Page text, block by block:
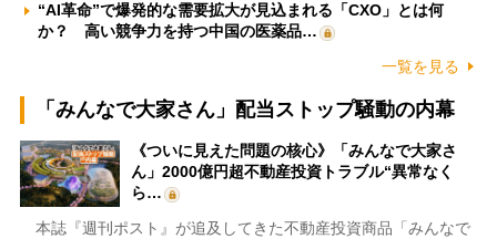
“AI革命”で爆発的な需要拡大が見込まれる「CXO」とは何
か？ 高い競争力を持つ中国の医薬品…
一覧を見る
「みんなで大家さん」配当ストップ騒動の内幕
《ついに見えた問題の核心》「みんなで大家さ
ん」2000億円超不動産投資トラブル“異常なく
ら…
本誌『週刊ポスト』が追及してきた不動産投資商品「みんなで